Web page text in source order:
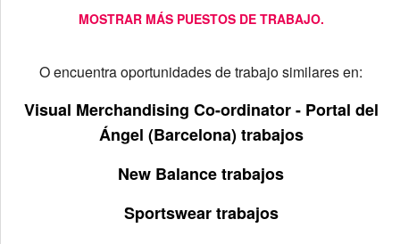
MOSTRAR MÁS PUESTOS DE TRABAJO.
O encuentra oportunidades de trabajo similares en:
Visual Merchandising Co-ordinator - Portal del
Ángel (Barcelona) trabajos
New Balance trabajos
Sportswear trabajos